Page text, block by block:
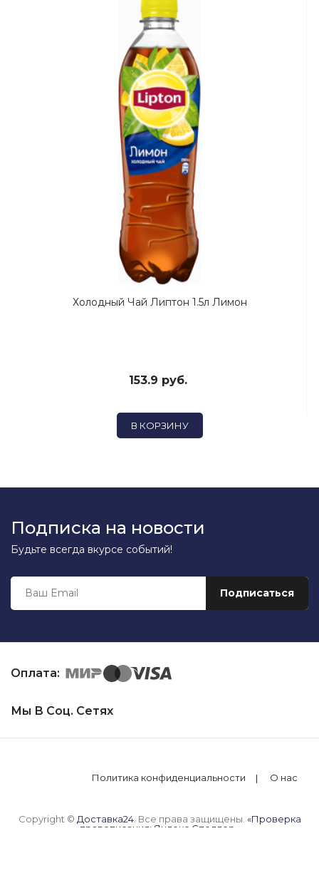
Холодный Чай Липтон 1.5л Лимон
153.9 руб.
В КОРЗИНУ
Подписка на новости
Будьте всегда вкурсе событий!
Оплата:
Мы В Соц. Сетях
Политика конфиденциальности О нас
Copyright © Доставка24. Все права защищены. «Проверка
правописания: Яндекс.Спеллер»